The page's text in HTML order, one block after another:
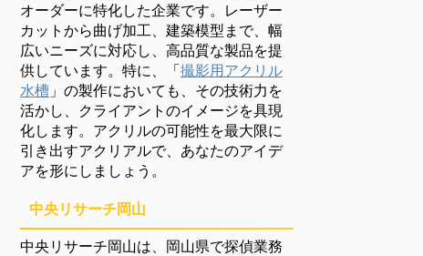
オーダーに特化した企業です。レーザー
カットから曲げ加工、建築模型まで、幅
広いニーズに対応し、高品質な製品を提
供しています。特に、「撮影用アクリル
水槽 」の製作においても、その技術力を
活かし、クライアントのイメージを具現
化します。アクリルの可能性を最大限に
引き出すアクリアルで、あなたのアイデ
アを形にしましょう。
中央リサーチ岡山
中央リサーチ岡山は、岡山県で探偵業務